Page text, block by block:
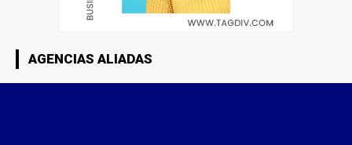
AGENCIAS ALIADAS